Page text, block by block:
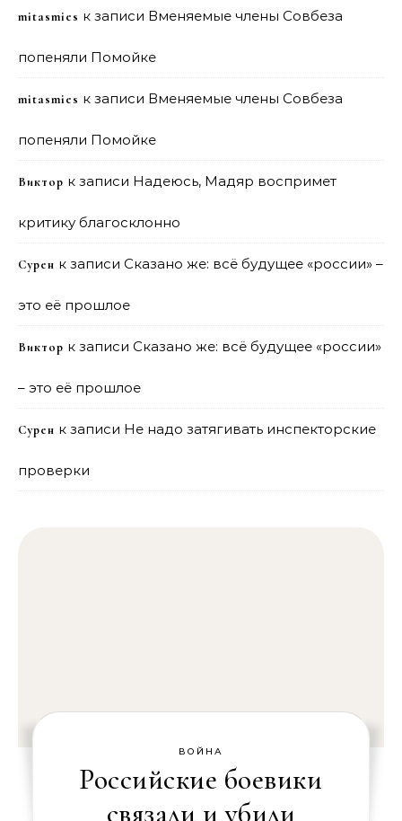
mitasmies к записи Вменяемые члены Совбеза
попеняли Помойке
mitasmies к записи Вменяемые члены Совбеза
попеняли Помойке
Виктор к записи Надеюсь, Мадяр воспримет
критику благосклонно
Сурен к записи Сказано же: всё будущее «россии» –
это её прошлое
Виктор к записи Сказано же: всё будущее «россии»
– это её прошлое
Сурен к записи Не надо затягивать инспекторские
проверки
ВОЙНА
Российские боевики
связали и убили